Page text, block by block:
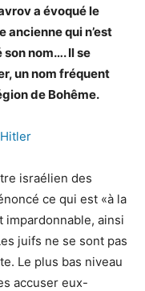
a évoqué le
ancienne qui n’est
nom…. Il se
un nom fréquent
de Bohême.
israélien des
ce qui est «à la
impardonnable, ainsi
juifs ne se sont pas
Le plus bas niveau
accuser eux-